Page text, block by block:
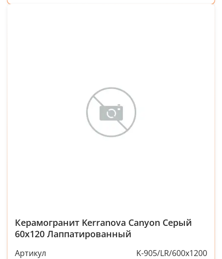
Керамогранит Kerranova Canyon Серый
60x120 Лаппатированный
Артикул
K-905/LR/600x1200